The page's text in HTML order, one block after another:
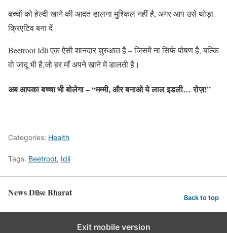
बच्चों को हेल्दी खाने की आदत डालना मुश्किल नहीं है, अगर आप उसे थोड़ा
क्रिएटिव बना दें।
Beetroot Idli एक ऐसी शानदार शुरुआत है – जिसमें ना सिर्फ पोषण है, बल्कि
वो जादू भी है,जो हर माँ अपने खाने में डालती है।
अब आपका बच्चा भी बोलेगा – “मम्मी, और बनाओ ये लाल इडली… रोज़!”
Categories: Health
Tags: Beetroot, Idli
News Dilse Bharat Back to top
Exit mobile version